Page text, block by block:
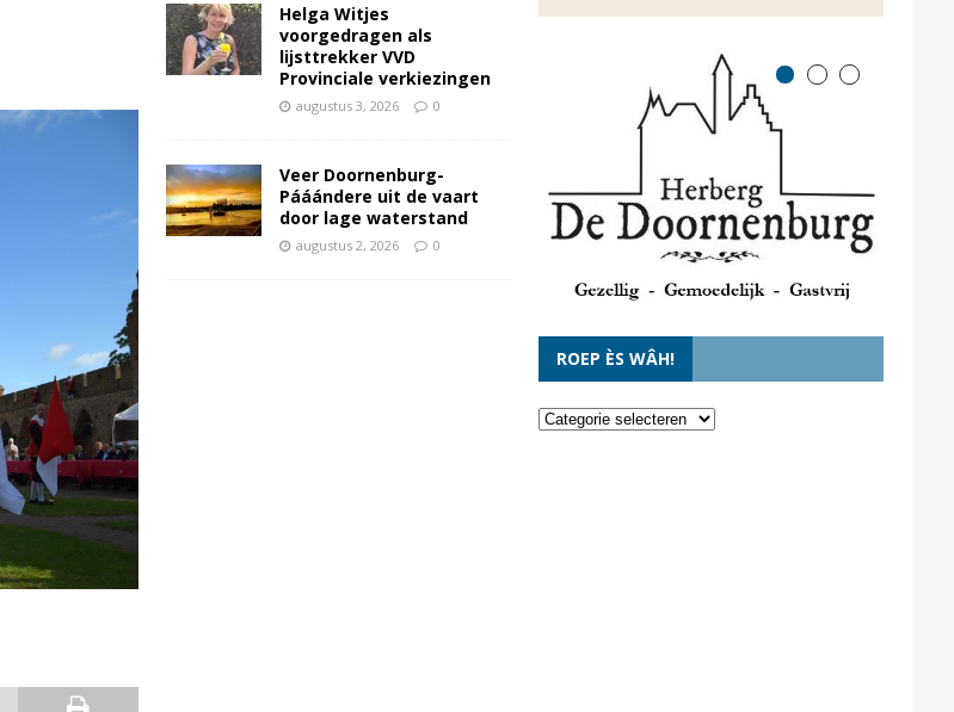
Helga Witjes
voorgedragen als
lijsttrekker VVD
Provinciale verkiezingen
augustus 3, 2026 0
Veer Doornenburg-
Pááándere uit de vaart
door lage waterstand
augustus 2, 2026 0
ROEP ÈS WÂH!